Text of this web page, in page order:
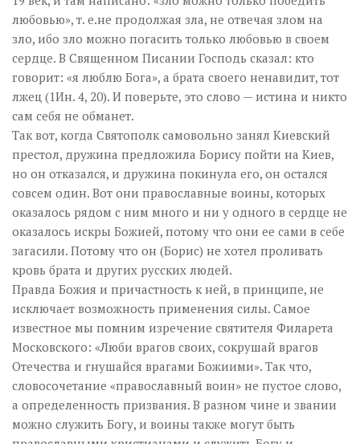
любовью», т. е.не продолжая зла, не отвечая злом на
зло, ибо зло можно погасить только любовью в своем
сердце. В Священном Писании Господь сказал: кто
говорит: «я люблю Бога», а брата своего ненавидит, тот
лжец (1Ин. 4, 20). И поверьте, это слово — истина и никто
сам себя не обманет.
Так вот, когда Святополк самовольно занял Киевский
престол, дружина предложила Борису пойти на Киев,
но он отказался, и дружина покинула его, он остался
совсем один. Вот они православные воины, которых
оказалось рядом с ним много и ни у одного в сердце не
оказалось искры Божией, потому что они ее сами в себе
загасили. Потому что он (Борис) не хотел проливать
кровь брата и других русских людей.
Правда Божия и причастность к ней, в принципе, не
исключает возможность применения силы. Самое
известное мы помним изречение святителя Филарета
Московского: «Люби врагов своих, сокрушай врагов
Отечества и гнушайся врагами Божиими». Так что,
словосочетание «православный воин» не пустое слово,
а определенность призвания. В разном чине и звании
можно служить Богу, и воины также могут быть